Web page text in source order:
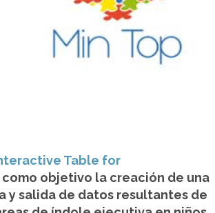
Table for
objetivo la creación de una
y salida de datos resultantes de